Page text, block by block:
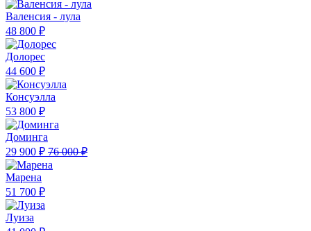
Валенсия - лула
48 800 ₽
Долорес
44 600 ₽
Консуэлла
53 800 ₽
Доминга
29 900 ₽ 76 000 ₽
Марена
51 700 ₽
Луиза